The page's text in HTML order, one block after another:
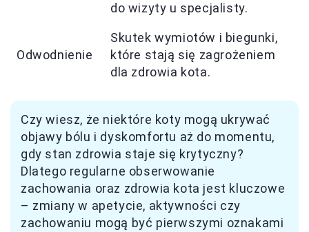
do wizyty u specjalisty.
Odwodnienie
Skutek wymiotów i biegunki,
które stają się zagrożeniem
dla zdrowia kota.
Czy wiesz, że niektóre koty mogą ukrywać
objawy bólu i dyskomfortu aż do momentu,
gdy stan zdrowia staje się krytyczny?
Dlatego regularne obserwowanie
zachowania oraz zdrowia kota jest kluczowe
– zmiany w apetycie, aktywności czy
zachowaniu mogą być pierwszymi oznakami